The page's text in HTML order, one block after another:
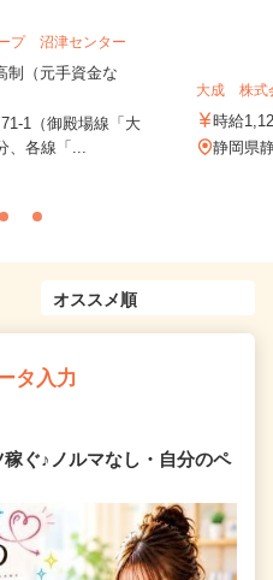
プ 沼津センター
（元手資金な
1（御殿場線「大
、各線「...
大成 株式
時給
静岡県
タ入力
ぐ♪ノルマなし・自分のペ